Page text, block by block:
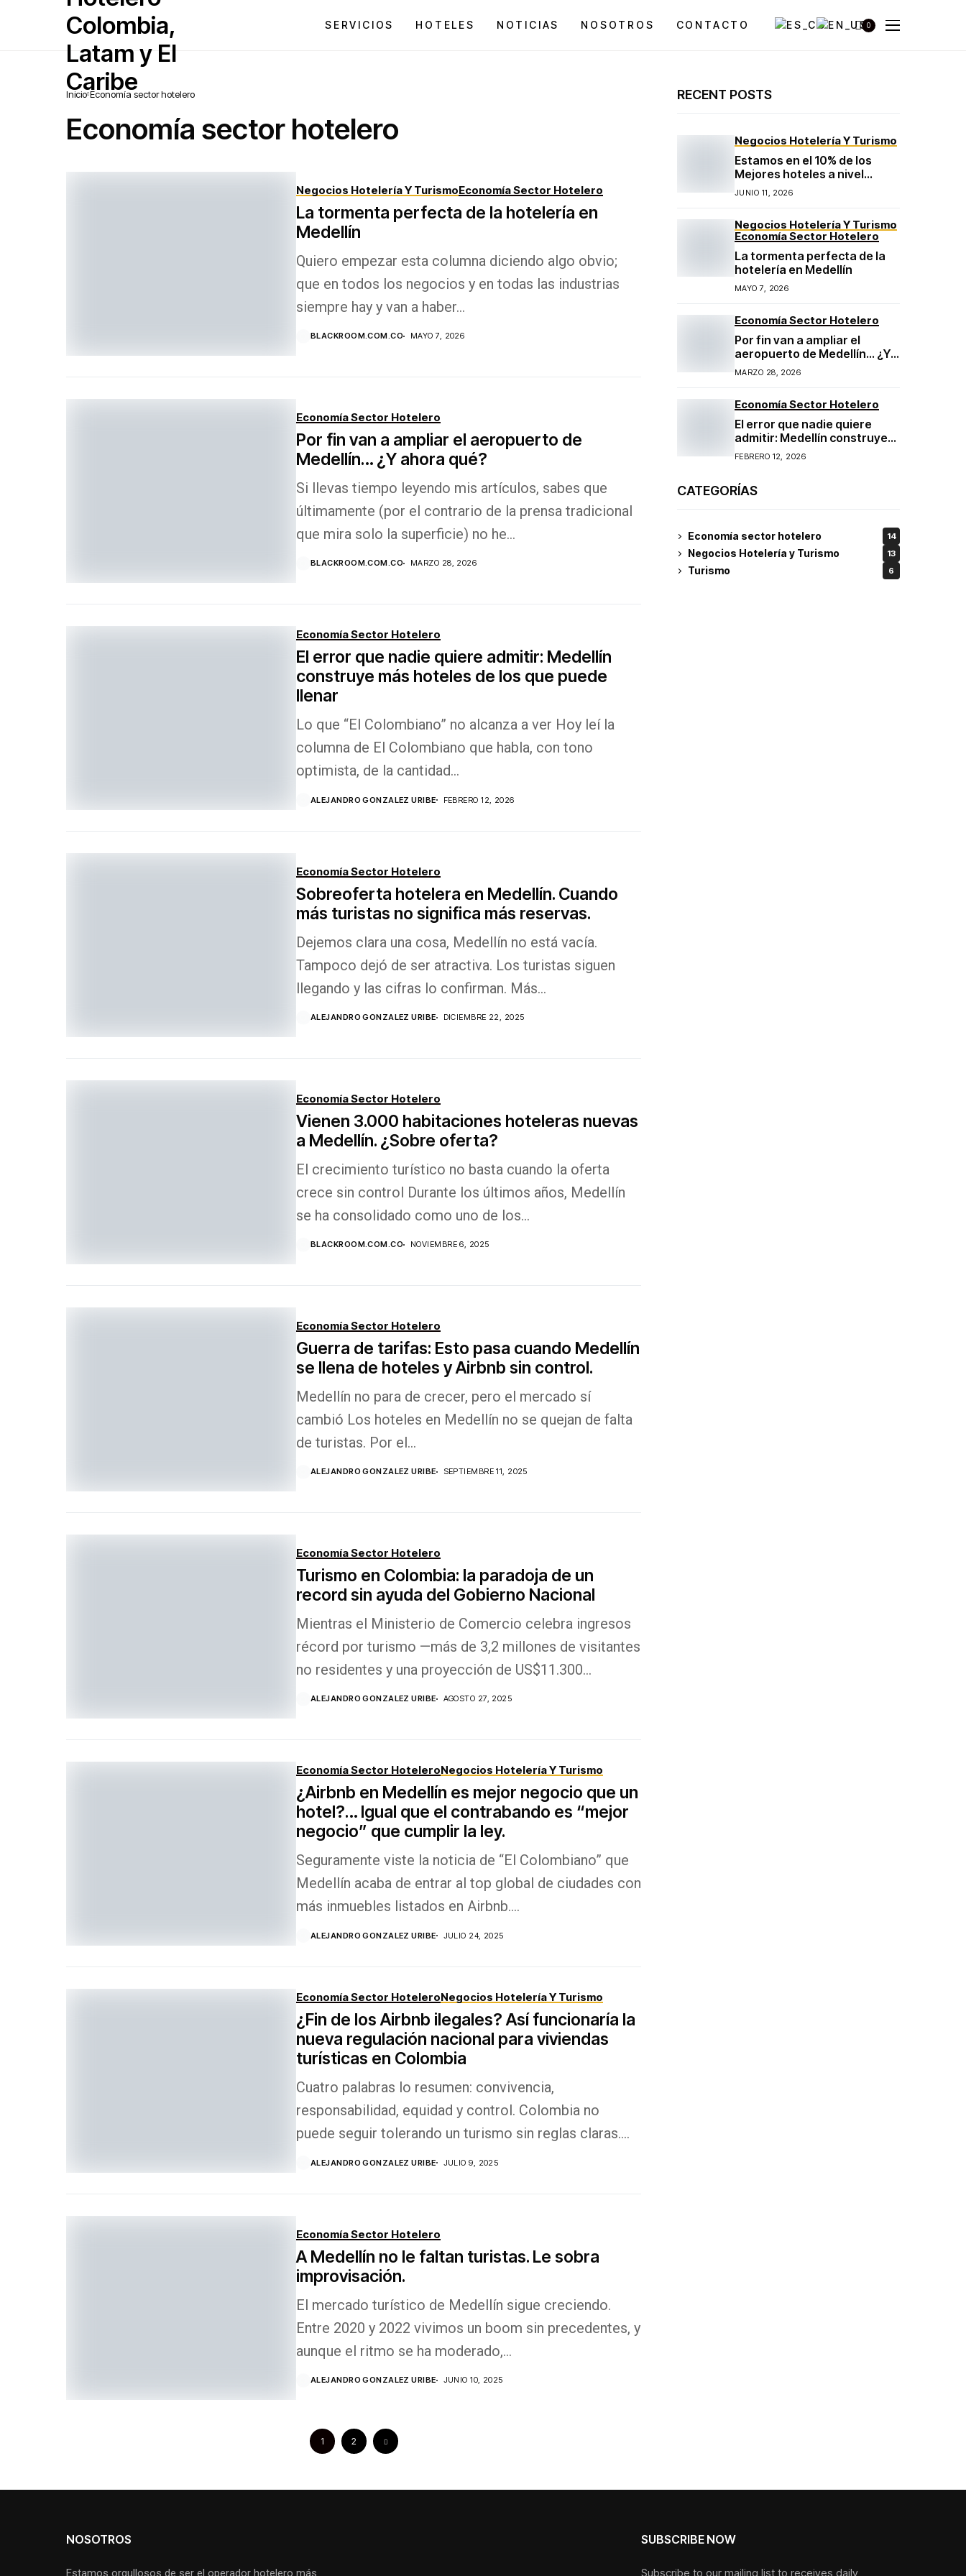
SERVICIOS HOTELES NOTICIAS NOSOTROS CONTACTO 0
Inicio Economía sector hotelero
Economía sector hotelero
Negocios Hotelería Y TurismoEconomía Sector Hotelero
La tormenta perfecta de la hotelería en
Medellín
Quiero empezar esta columna diciendo algo obvio;
que en todos los negocios y en todas las industrias
siempre hay y van a haber...
BLACKROOM.COM.CO MAYO 7, 2026
Economía Sector Hotelero
Por fin van a ampliar el aeropuerto de
Medellín… ¿Y ahora qué?
Si llevas tiempo leyendo mis artículos, sabes que
últimamente (por el contrario de la prensa tradicional
que mira solo la superficie) no he...
BLACKROOM.COM.CO MARZO 28, 2026
Economía Sector Hotelero
El error que nadie quiere admitir: Medellín
construye más hoteles de los que puede
llenar
Lo que “El Colombiano” no alcanza a ver Hoy leí la
columna de El Colombiano que habla, con tono
optimista, de la cantidad...
ALEJANDRO GONZALEZ URIBE FEBRERO 12, 2026
Economía Sector Hotelero
Sobreoferta hotelera en Medellín. Cuando
más turistas no significa más reservas.
Dejemos clara una cosa, Medellín no está vacía.
Tampoco dejó de ser atractiva. Los turistas siguen
llegando y las cifras lo confirman. Más...
ALEJANDRO GONZALEZ URIBE DICIEMBRE 22, 2025
Economía Sector Hotelero
Vienen 3.000 habitaciones hoteleras nuevas
a Medellín. ¿Sobre oferta?
El crecimiento turístico no basta cuando la oferta
crece sin control Durante los últimos años, Medellín
se ha consolidado como uno de los...
BLACKROOM.COM.CO NOVIEMBRE 6, 2025
Economía Sector Hotelero
Guerra de tarifas: Esto pasa cuando Medellín
se llena de hoteles y Airbnb sin control.
Medellín no para de crecer, pero el mercado sí
cambió Los hoteles en Medellín no se quejan de falta
de turistas. Por el...
ALEJANDRO GONZALEZ URIBE SEPTIEMBRE 11, 2025
Economía Sector Hotelero
Turismo en Colombia: la paradoja de un
record sin ayuda del Gobierno Nacional
Mientras el Ministerio de Comercio celebra ingresos
récord por turismo —más de 3,2 millones de visitantes
no residentes y una proyección de US$11.300...
ALEJANDRO GONZALEZ URIBE AGOSTO 27, 2025
Economía Sector HoteleroNegocios Hotelería Y Turismo
¿Airbnb en Medellín es mejor negocio que un
hotel?… Igual que el contrabando es “mejor
negocio” que cumplir la ley.
Seguramente viste la noticia de “El Colombiano” que
Medellín acaba de entrar al top global de ciudades con
más inmuebles listados en Airbnb....
ALEJANDRO GONZALEZ URIBE JULIO 24, 2025
Economía Sector HoteleroNegocios Hotelería Y Turismo
¿Fin de los Airbnb ilegales? Así funcionaría la
nueva regulación nacional para viviendas
turísticas en Colombia
Cuatro palabras lo resumen: convivencia,
responsabilidad, equidad y control. Colombia no
puede seguir tolerando un turismo sin reglas claras.
Este proyecto de ley...
ALEJANDRO GONZALEZ URIBE JULIO 9, 2025
Economía Sector Hotelero
A Medellín no le faltan turistas. Le sobra
improvisación.
El mercado turístico de Medellín sigue creciendo.
Entre 2020 y 2022 vivimos un boom sin precedentes, y
aunque el ritmo se ha moderado,...
ALEJANDRO GONZALEZ URIBE JUNIO 10, 2025
1 2
RECENT POSTS
Negocios Hotelería Y Turismo
Estamos en el 10% de los
Mejores hoteles a nivel
mundial según TripAdvisor
JUNIO 11, 2026
Negocios Hotelería Y Turismo
Economía Sector Hotelero
La tormenta perfecta de la
hotelería en Medellín
MAYO 7, 2026
Economía Sector Hotelero
Por fin van a ampliar el
aeropuerto de Medellín… ¿Y
ahora qué?
MARZO 28, 2026
Economía Sector Hotelero
El error que nadie quiere
admitir: Medellín construye
más hoteles de los que
puede llenar
FEBRERO 12, 2026
CATEGORÍAS
Economía sector hotelero 14
Negocios Hotelería y Turismo 13
Turismo 6
NOSOTROS
Estamos orgullosos de ser el operador hotelero más
SUBSCRIBE NOW
Subscribe to our mailing list to receives daily